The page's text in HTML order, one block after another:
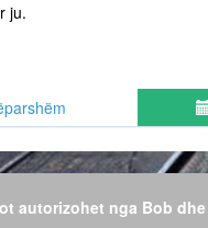
ju.
autorizohet nga Bob